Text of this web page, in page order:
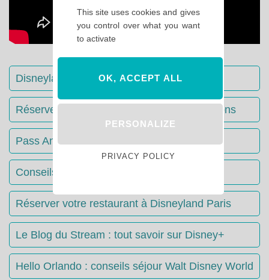
Disneyland Paris : Le guide complet
Réserver votre séjour : toutes les informations
Pass Annuels Disney : informations
Conseils & Astuces Disneyland Paris
Réserver votre restaurant à Disneyland Paris
Le Blog du Stream : tout savoir sur Disney+
Hello Orlando : conseils séjour Walt Disney World
This site uses cookies and gives
you control over what you want
to activate
OK, ACCEPT ALL
PERSONALIZE
PRIVACY POLICY